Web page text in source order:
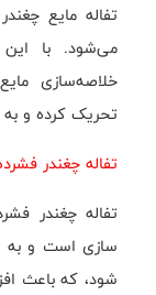
تفاله مایع
می‌شود. با این
خلاصه‌سازی
تحریک کرده و به
تفاله چغندر
سازی است و به